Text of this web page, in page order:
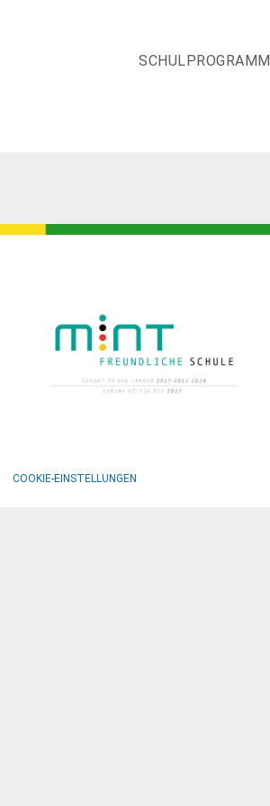
SCHULPROGRAMM
COOKIE-EINSTELLUNGEN